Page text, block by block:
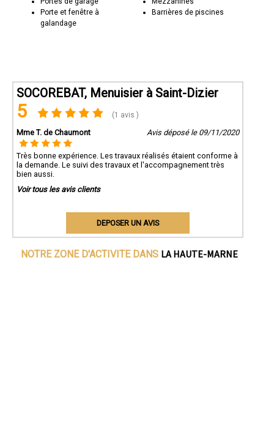
Porte et fenêtre à
galandage
Barrières de piscines
SOCOREBAT, Menuisier à Saint-Dizier
5 (1 avis )
Mme T. de Chaumont Avis déposé le 09/11/2020
Très bonne expérience. Les travaux réalisés étaient conforme à
la demande. Le suivi des travaux et l'accompagnement très
bien aussi.
Voir tous les avis clients
DEPOSER UN AVIS
NOTRE ZONE D'ACTIVITE DANS LA HAUTE-MARNE